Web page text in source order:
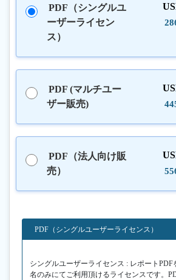
PDF（シングルユ
ーザーライセン
ス）
PDF (マルチユー
ザー販売)
PDF（法人向け販
売）
PDF（シングルユーザーライセンス）
シングルユーザーライセンス : レポートPDF
名のみにてご利用頂けるライセンスです。